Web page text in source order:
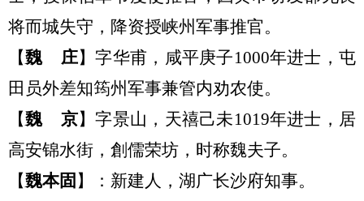
将而城失守，降资授峡州军事推官。
【魏 庄】字华甫， 咸平庚子1000年进士，屯
田员外差知筠州军事兼管内劝农使。
【魏 京】字景山，天禧己未1019年进士， 居
高安锦水街，創儒荣坊 ，时称魏夫子。
【魏本固 】： 新建人，湖广长沙府知事。